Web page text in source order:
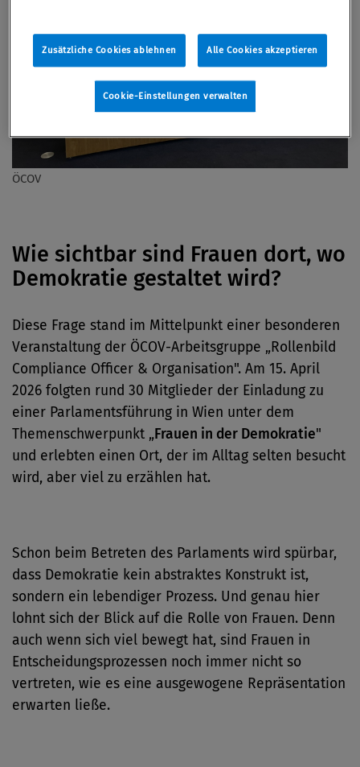
ÖCOV
Wie sichtbar sind Frauen dort, wo
Demokratie gestaltet wird?
Diese Frage stand im Mittelpunkt einer besonderen
Veranstaltung der ÖCOV-Arbeitsgruppe „Rollenbild
Compliance Officer & Organisation". Am 15. April
2026 folgten rund 30 Mitglieder der Einladung zu
einer Parlamentsführung in Wien unter dem
Themenschwerpunkt „Frauen in der Demokratie"
und erlebten einen Ort, der im Alltag selten besucht
wird, aber viel zu erzählen hat.
Schon beim Betreten des Parlaments wird spürbar,
dass Demokratie kein abstraktes Konstrukt ist,
sondern ein lebendiger Prozess. Und genau hier
lohnt sich der Blick auf die Rolle von Frauen. Denn
auch wenn sich viel bewegt hat, sind Frauen in
Entscheidungsprozessen noch immer nicht so
vertreten, wie es eine ausgewogene Repräsentation
erwarten ließe.
Zusätzliche Cookies ablehnen Alle Cookies akzeptieren
Cookie-Einstellungen verwalten